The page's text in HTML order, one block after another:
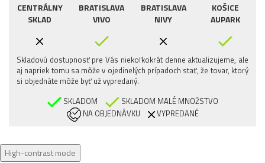
CENTRÁLNY
SKLAD
BRATISLAVA
VIVO
BRATISLAVA
NIVY
KOŠICE
AUPARK
Skladovú dostupnosť pre Vás niekoľkokrát denne aktualizujeme, ale
aj napriek tomu sa môže v ojedinelých prípadoch stať, že tovar, ktorý
si objednáte môže byť už vypredaný.
SKLADOM
SKLADOM MALÉ MNOŽSTVO
NA OBJEDNÁVKU
VYPREDANÉ
High-contrast mode